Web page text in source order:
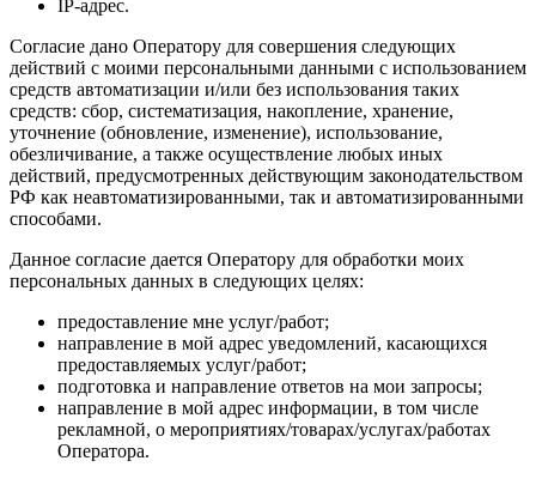
IP-адрес.
Согласие дано Оператору для совершения следующих
действий с моими персональными данными с использованием
средств автоматизации и/или без использования таких
средств: сбор, систематизация, накопление, хранение,
уточнение (обновление, изменение), использование,
обезличивание, а также осуществление любых иных
действий, предусмотренных действующим законодательством
РФ как неавтоматизированными, так и автоматизированными
способами.
Данное согласие дается Оператору для обработки моих
персональных данных в следующих целях:
предоставление мне услуг/работ;
направление в мой адрес уведомлений, касающихся
предоставляемых услуг/работ;
подготовка и направление ответов на мои запросы;
направление в мой адрес информации, в том числе
рекламной, о мероприятиях/товарах/услугах/работах
Оператора.